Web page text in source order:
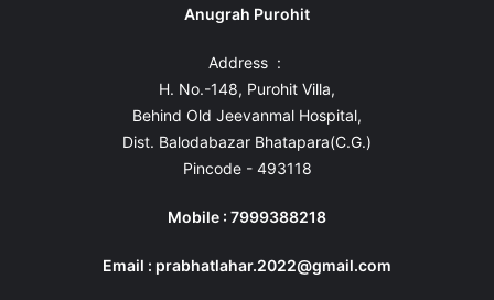
Anugrah Purohit
Address :
H. No.-148, Purohit Villa,
Behind Old Jeevanmal Hospital,
Dist. Balodabazar Bhatapara(C.G.)
Pincode - 493118
Mobile : 7999388218
Email : prabhatlahar.2022@gmail.com